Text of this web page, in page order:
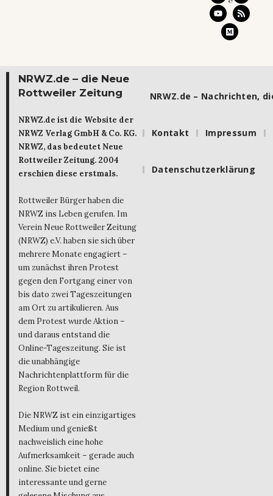
NRWZ.de – die Neue
Rottweiler Zeitung
NRWZ.de ist die Website der
NRWZ Verlag GmbH & Co. KG.
NRWZ, das bedeutet Neue
Rottweiler Zeitung. 2004
erschien diese erstmals.
Rottweiler Bürger haben die
NRWZ ins Leben gerufen. Im
Verein Neue Rottweiler Zeitung
(NRWZ) e.V. haben sie sich über
mehrere Monate engagiert –
um zunächst ihren Protest
gegen den Fortgang einer von
bis dato zwei Tageszeitungen
am Ort zu artikulieren. Aus
dem Protest wurde Aktion –
und daraus entstand die
Online-Tageszeitung. Sie ist
die unabhängige
Nachrichtenplattform für die
Region Rottweil.
Die NRWZ ist ein einzigartiges
Medium und genießt
nachweislich eine hohe
Aufmerksamkeit – gerade auch
online. Sie bietet eine
interessante und gerne
NRWZ.de – Nachrichten,
Kontakt Impressum
Datenschutzerklärung